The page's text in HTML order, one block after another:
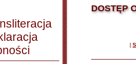
DOSTĘP
|